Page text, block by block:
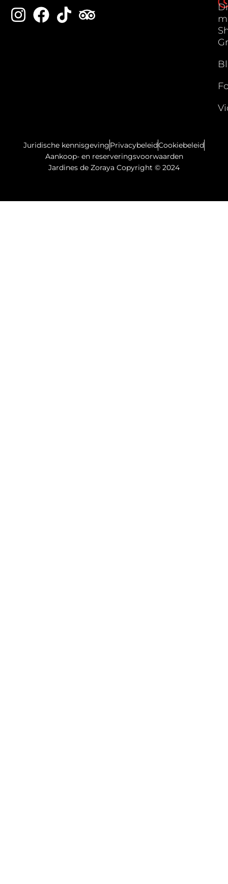
Juridische kennisgevingPrivacybeleidCookiebeleid
Aankoop- en reserveringsvoorwaarden
Jardines de Zoraya Copyright © 2024